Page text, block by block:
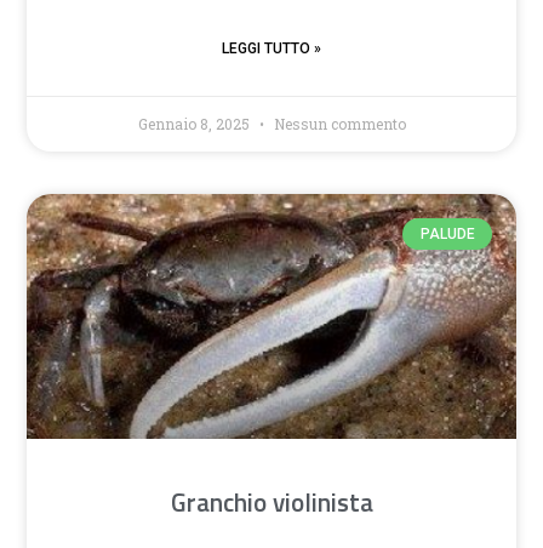
LEGGI TUTTO »
Gennaio 8, 2025 Nessun commento
PALUDE
Granchio violinista